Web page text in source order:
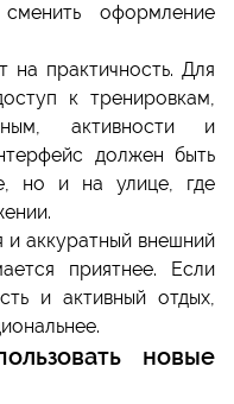
оформление
на практичность. Для
к тренировкам,
активности и
должен быть
но и на улице, где
аккуратный внешний
приятнее. Если
и активный отдых,
новые